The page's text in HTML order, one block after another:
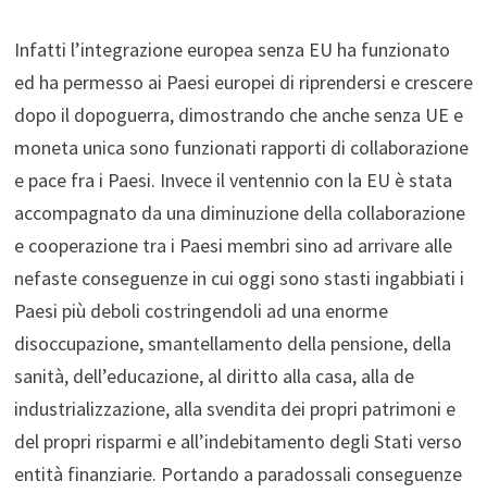
Infatti l’integrazione europea senza EU ha funzionato
ed ha permesso ai Paesi europei di riprendersi e crescere
dopo il dopoguerra, dimostrando che anche senza UE e
moneta unica sono funzionati rapporti di collaborazione
e pace fra i Paesi. Invece il ventennio con la EU è stata
accompagnato da una diminuzione della collaborazione
e cooperazione tra i Paesi membri sino ad arrivare alle
nefaste conseguenze in cui oggi sono stasti ingabbiati i
Paesi più deboli costringendoli ad una enorme
disoccupazione, smantellamento della pensione, della
sanità, dell’educazione, al diritto alla casa, alla de
industrializzazione, alla svendita dei propri patrimoni e
del propri risparmi e all’indebitamento degli Stati verso
entità finanziarie. Portando a paradossali conseguenze